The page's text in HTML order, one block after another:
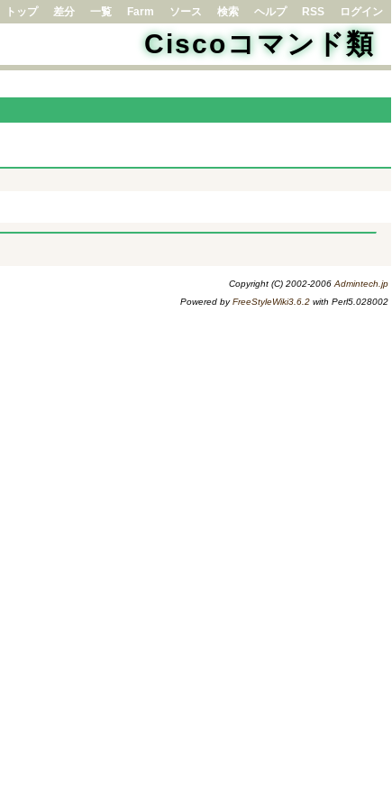
トップ 差分 一覧 Farm ソース 検索 ヘルプ RSS ログイン
Ciscoコマンド類
Copyright (C) 2002-2006 Admintech.jp
Powered byFreeStyleWiki3.6.2 with Perl5.028002